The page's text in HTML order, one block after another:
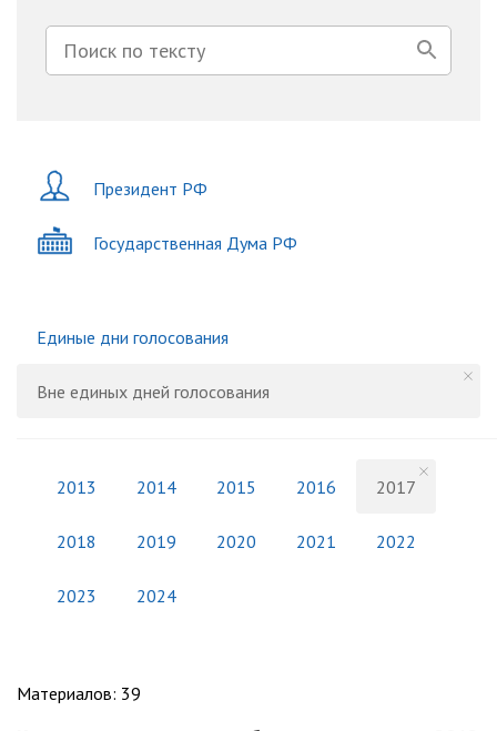
Президент РФ
Государственная Дума РФ
Единые дни голосования
Вне единых дней голосования
2013 2014 2015 2016 2017
2018 2019 2020 2021 2022
2023 2024
Материалов: 39